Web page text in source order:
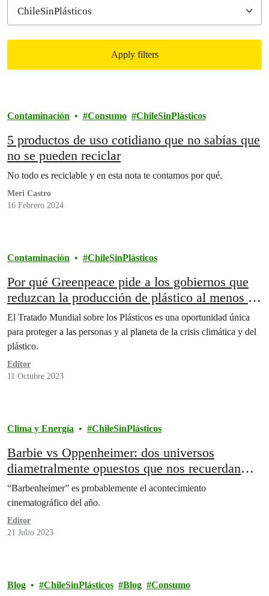
Apply filters
Contaminación Consumo ChileSinPlásticos
5 productos de uso cotidiano que no sabías que
no se pueden reciclar
No todo es reciclable y en esta nota te contamos por qué.
Meri Castro
16 Febrero 2024
Contaminación ChileSinPlásticos
Por qué Greenpeace pide a los gobiernos que
reduzcan la producción de plástico al menos un
75% para 2040
El Tratado Mundial sobre los Plásticos es una oportunidad única
para proteger a las personas y al planeta de la crisis climática y del
plástico.
Editor
11 Octubre 2023
Clima y Energía ChileSinPlásticos
Barbie vs Oppenheimer: dos universos
diametralmente opuestos que nos recuerdan
dos amenazas existenciales
“Barbenheimer” es probablemente el acontecimiento
cinematográfico del año.
Editor
21 Julio 2023
Blog ChileSinPlásticos Blog Consumo